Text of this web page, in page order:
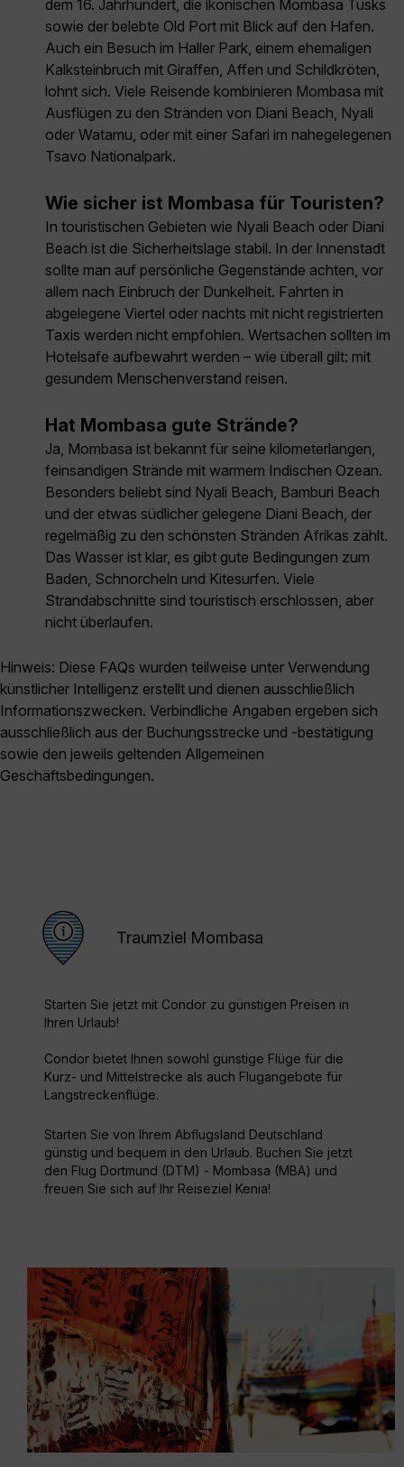
dem 16. Jahrhundert, die ikonischen Mombasa Tusks
sowie der belebte Old Port mit Blick auf den Hafen.
Auch ein Besuch im Haller Park, einem ehemaligen
Kalksteinbruch mit Giraffen, Affen und Schildkröten,
lohnt sich. Viele Reisende kombinieren Mombasa mit
Ausflügen zu den Stränden von Diani Beach, Nyali
oder Watamu, oder mit einer Safari im nahegelegenen
Tsavo Nationalpark.
Wie sicher ist Mombasa für Touristen?
In touristischen Gebieten wie Nyali Beach oder Diani
Beach ist die Sicherheitslage stabil. In der Innenstadt
sollte man auf persönliche Gegenstände achten, vor
allem nach Einbruch der Dunkelheit. Fahrten in
abgelegene Viertel oder nachts mit nicht registrierten
Taxis werden nicht empfohlen. Wertsachen sollten im
Hotelsafe aufbewahrt werden – wie überall gilt: mit
gesundem Menschenverstand reisen.
Hat Mombasa gute Strände?
Ja, Mombasa ist bekannt für seine kilometerlangen,
feinsandigen Strände mit warmem Indischen Ozean.
Besonders beliebt sind Nyali Beach, Bamburi Beach
und der etwas südlicher gelegene Diani Beach, der
regelmäßig zu den schönsten Stränden Afrikas zählt.
Das Wasser ist klar, es gibt gute Bedingungen zum
Baden, Schnorcheln und Kitesurfen. Viele
Strandabschnitte sind touristisch erschlossen, aber
nicht überlaufen.
Hinweis: Diese FAQs wurden teilweise unter Verwendung
künstlicher Intelligenz erstellt und dienen ausschließlich
Informationszwecken. Verbindliche Angaben ergeben sich
ausschließlich aus der Buchungsstrecke und -bestätigung
sowie den jeweils geltenden Allgemeinen
Geschäftsbedingungen.
Traumziel Mombasa
Starten Sie jetzt mit Condor zu günstigen Preisen in
Ihren Urlaub!
Condor bietet Ihnen sowohl günstige Flüge für die
Kurz- und Mittelstrecke als auch Flugangebote für
Langstreckenflüge.
Starten Sie von Ihrem Abflugsland Deutschland
günstig und bequem in den Urlaub. Buchen Sie jetzt
den Flug Dortmund (DTM) - Mombasa (MBA) und
freuen Sie sich auf Ihr Reiseziel Kenia!